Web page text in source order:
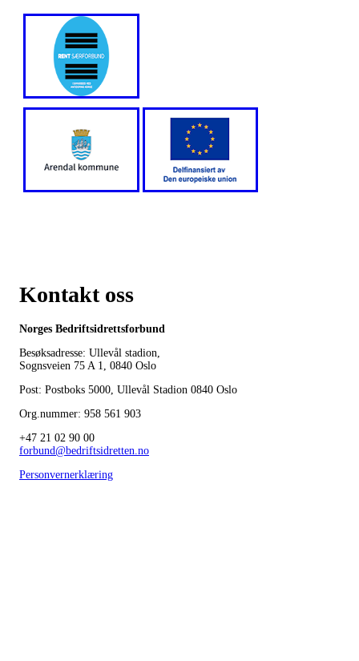
Kontakt oss
Norges Bedriftsidrettsforbund
Besøksadresse: Ullevål stadion,
Sognsveien 75 A 1, 0840 Oslo
Post: Postboks 5000, Ullevål Stadion 0840 Oslo
Org.nummer: 958 561 903
+47 21 02 90 00
forbund@bedriftsidretten.no
Personvernerklæring